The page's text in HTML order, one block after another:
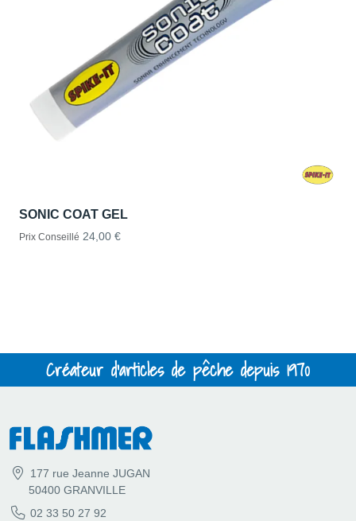
SONIC COAT GEL
Prix Conseillé 24,00 €
Créateur d'articles de pêche depuis 1970
177 rue Jeanne JUGAN
50400 GRANVILLE
02 33 50 27 92